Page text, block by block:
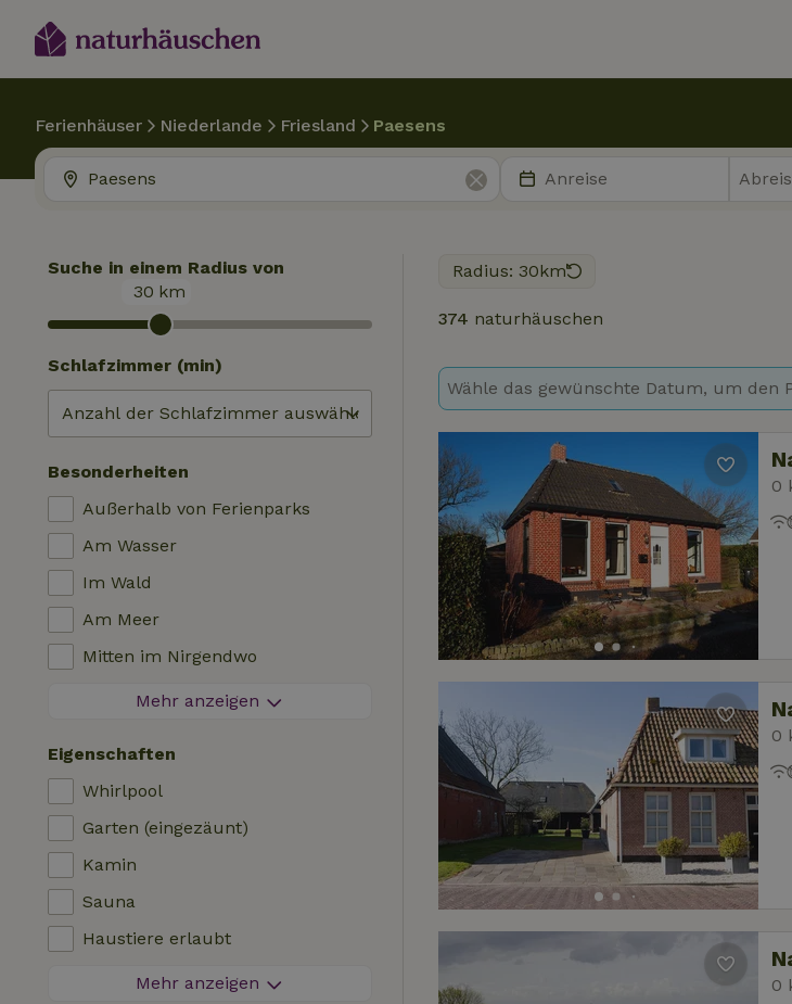
Ferienhäuser Niederlande Friesland Paesens
Radius: 30km
374 naturhäuschen
Wähle das gewünschte Datum, um den
0
0
0
Suche in einem Radius von
30 km
Schlafzimmer (min)
Besonderheiten
Außerhalb von Ferienparks
Am Wasser
Im Wald
Am Meer
Mitten im Nirgendwo
Zwischen Feldern
Auf einem Polder
In den Bergen
Abgeschieden
Im Obstgarten
Angelmöglichkeiten in der Nähe
Mehr anzeigen
Eigenschaften
Whirlpool
Garten (eingezäunt)
Kamin
Sauna
Haustiere erlaubt
Feuerwerksfreier Bereich
Mehr anzeigen